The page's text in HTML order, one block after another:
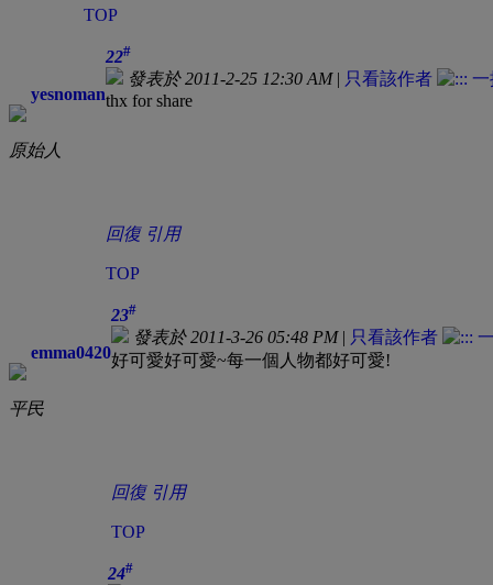
TOP
yesnoman
原始人
22#
發表於 2011-2-25 12:30 AM| 只看該作者
thx for share
回復 引用
TOP
emma0420
平民
23#
發表於 2011-3-26 05:48 PM| 只看該作者
好可愛好可愛~每一個人物都好可愛!
回復 引用
TOP
24#